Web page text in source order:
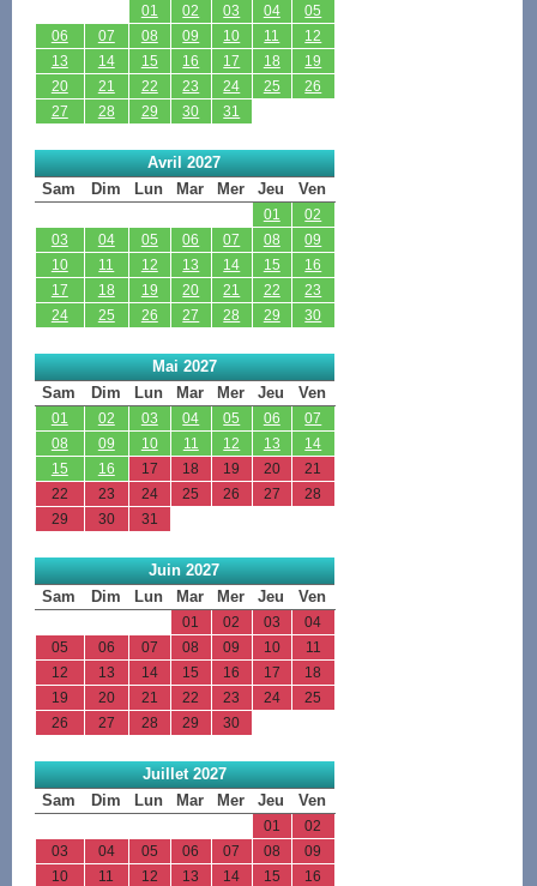
01 02 03 04
05
06
07 08 09 10 11
12
13
14 15 16 17 18
19
20
21 22 23 24 25
26
27
28 29 30 31
Avril 2027
Sam
Dim Lun Mar Mer Jeu Ven
01
02
03
04 05 06 07 08
09
10
11 12 13 14 15
16
17
18 19 20 21 22
23
24
25 26 27 28 29 30
Mai 2027
Sam
Dim Lun Mar Mer Jeu Ven
01 02 03 04 05 06
07
08
09 10 11 12 13
14
15
16 17 18 19 20
21
22
23 24 25 26 27
28
29
30 31
Juin 2027
Sam
Dim Lun Mar Mer Jeu Ven
01 02 03
04
05
06 07 08 09 10
11
12
13 14 15 16 17
18
19
20 21 22 23 24
25
26
27 28 29 30
Juillet 2027
Sam
Dim Lun Mar Mer Jeu Ven
01
02
03
04 05 06 07 08
09
10
11 12 13 14 15 16